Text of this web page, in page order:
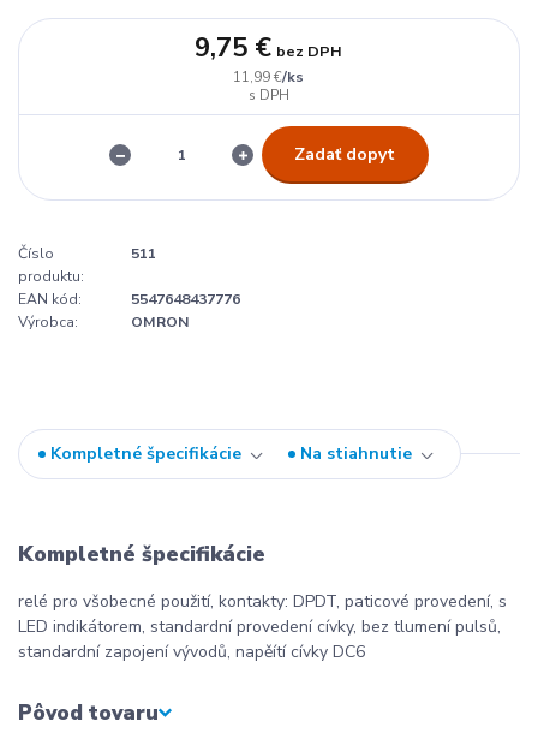
11,99 €/ks
9,75 € bez DPH
Zadať dopyt
Číslo
produktu:
511
EAN kód:
5547648437776
Výrobca:
OMRON
Kompletné špecifikácie Na stiahnutie
Kompletné špecifikácie
relé pro všobecné použití, kontakty: DPDT, paticové provedení, s
LED indikátorem, standardní provedení cívky, bez tlumení pulsů,
standardní zapojení vývodů, napěítí cívky DC6
Pôvod tovaru